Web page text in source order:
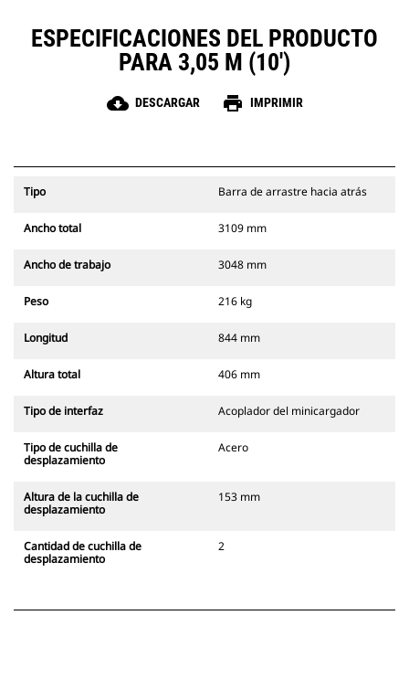
ESPECIFICACIONES DEL PRODUCTO
PARA 3,05 M (10')
cloud_download DESCARGAR print IMPRIMIR
Tipo Barra de arrastre hacia atrás
Ancho total 3109 mm
Ancho de trabajo 3048 mm
Peso 216 kg
Longitud 844 mm
Altura total 406 mm
Tipo de interfaz Acoplador del minicargador
Tipo de cuchilla de
desplazamiento
Acero
Altura de la cuchilla de
desplazamiento
153 mm
Cantidad de cuchilla de
desplazamiento
2